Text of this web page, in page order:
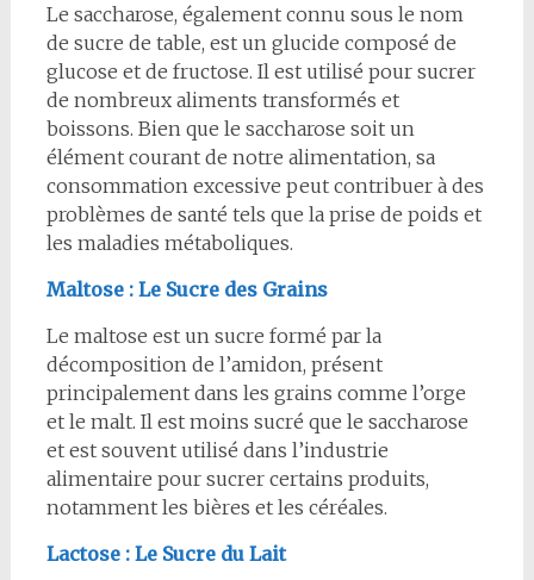
Le saccharose, également connu sous le nom
de sucre de table, est un glucide composé de
glucose et de fructose. Il est utilisé pour sucrer
de nombreux aliments transformés et
boissons. Bien que le saccharose soit un
élément courant de notre alimentation, sa
consommation excessive peut contribuer à des
problèmes de santé tels que la prise de poids et
les maladies métaboliques.
Maltose : Le Sucre des Grains
Le maltose est un sucre formé par la
décomposition de l’amidon, présent
principalement dans les grains comme l’orge
et le malt. Il est moins sucré que le saccharose
et est souvent utilisé dans l’industrie
alimentaire pour sucrer certains produits,
notamment les bières et les céréales.
Lactose : Le Sucre du Lait